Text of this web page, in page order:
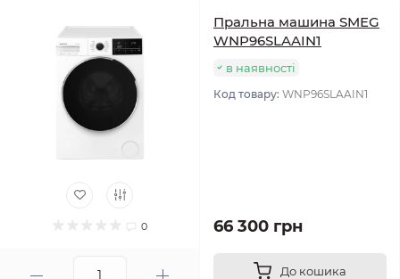
0
Пральна машина SMEG
WNP96SLAAIN1
в наявності
Код товару: WNP96SLAAIN1
66 300 грн
До кошика